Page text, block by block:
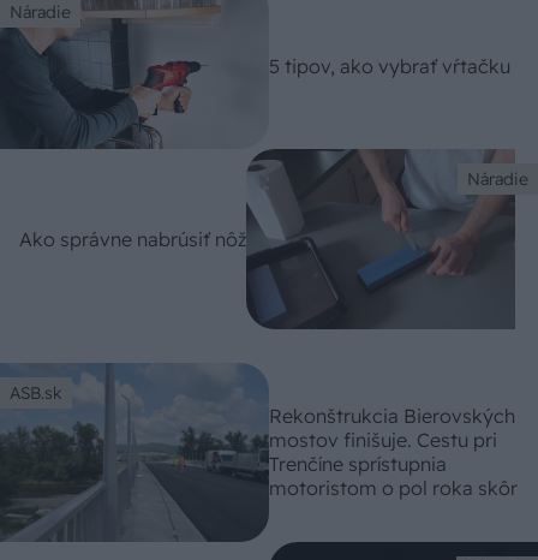
Náradie
5 tipov, ako vybrať vŕtačku
Náradie
Ako správne nabrúsiť nôž
ASB.sk
Rekonštrukcia Bierovských
mostov finišuje. Cestu pri
Trenčíne sprístupnia
motoristom o pol roka skôr